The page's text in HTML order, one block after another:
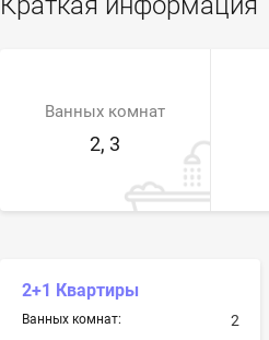
Ванных комнат
2, 3
2+1 Квартиры
Ванных комнат: 2